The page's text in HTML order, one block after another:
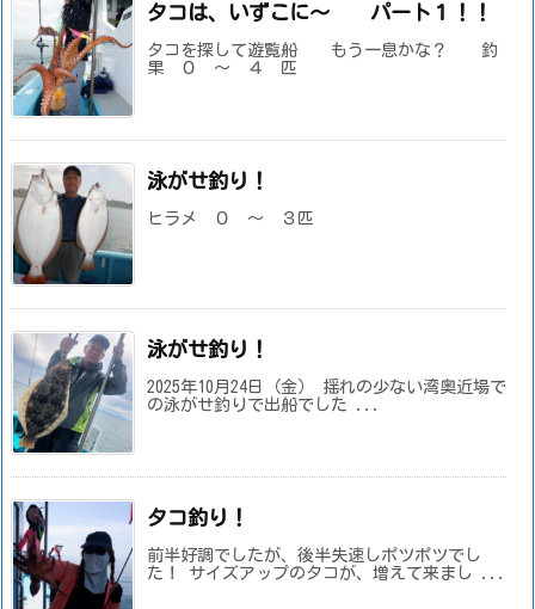
タコは、いずこに～ パート１！！
タコを探して遊覧船 もう一息かな？ 釣
果 ０ ～ ４ 匹
泳がせ釣り！
ヒラメ ０ ～ ３匹
泳がせ釣り！
2025年10月24日（金） 揺れの少ない湾奥近場で
の泳がせ釣りで出船でした ...
タコ釣り！
前半好調でしたが、後半失速しポツポツでし
た！ サイズアップのタコが、増えて来まし ...